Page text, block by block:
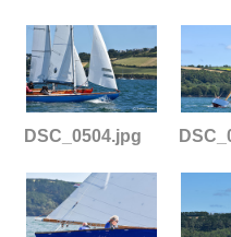
DSC_0504.jpg